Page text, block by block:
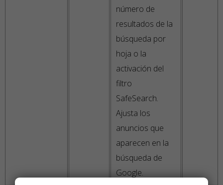
número de
resultados de la
búsqueda por
hoja o la
activación del
filtro
SafeSearch.
Ajusta los
anuncios que
aparecen en la
búsqueda de
Google.